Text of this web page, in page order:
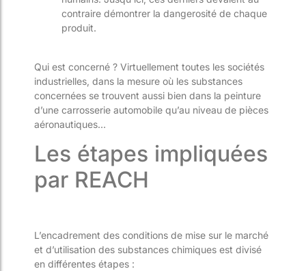
contraire démontrer la dangerosité de chaque
produit.
Qui est concerné ? Virtuellement toutes les sociétés
industrielles, dans la mesure où les substances
concernées se trouvent aussi bien dans la peinture
d’une carrosserie automobile qu’au niveau de pièces
aéronautiques…
Les étapes impliquées
par REACH
L’encadrement des conditions de mise sur le marché
et d’utilisation des substances chimiques est divisé
en différentes étapes :